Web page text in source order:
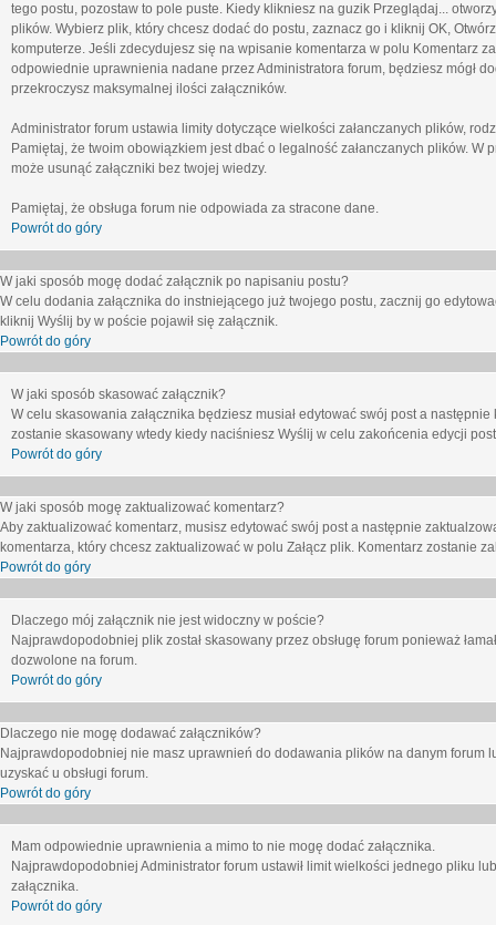
tego postu, pozostaw to pole puste. Kiedy klikniesz na guzik Przeglądaj...
plików. Wybierz plik, który chcesz dodać do postu, zaznacz go i kliknij OK,
komputerze. Jeśli zdecydujesz się na wpisanie komentarza w polu Komentarz
odpowiednie uprawnienia nadane przez Administratora forum, będziesz mógł
przekroczysz maksymalnej ilości załączników.
Administrator forum ustawia limity dotyczące wielkości załanczanych plików,
Pamiętaj, że twoim obowiązkiem jest dbać o legalność załanczanych plików.
może usunąć załączniki bez twojej wiedzy.
Pamiętaj, że obsługa forum nie odpowiada za stracone dane.
Powrót do góry
W jaki sposób mogę dodać załącznik po napisaniu postu?
W celu dodania załącznika do instniejącego już twojego postu, zacznij go
kliknij Wyślij by w poście pojawił się załącznik.
Powrót do góry
W jaki sposób skasować załącznik?
W celu skasowania załącznika będziesz musiał edytować swój post a
zostanie skasowany wtedy kiedy naciśniesz Wyślij w celu zakońcenia edycji
Powrót do góry
W jaki sposób mogę zaktualizować komentarz?
Aby zaktualizować komentarz, musisz edytować swój post a następnie
komentarza, który chcesz zaktualizować w polu Załącz plik. Komentarz zostanie
Powrót do góry
Dlaczego mój załącznik nie jest widoczny w poście?
Najprawdopodobniej plik został skasowany przez obsługę forum ponieważ
dozwolone na forum.
Powrót do góry
Dlaczego nie mogę dodawać załączników?
Najprawdopodobniej nie masz uprawnień do dodawania plików na danym forum
uzyskać u obsługi forum.
Powrót do góry
Mam odpowiednie uprawnienia a mimo to nie mogę dodać załącznika.
Najprawdopodobniej Administrator forum ustawił limit wielkości jednego pliku
załącznika.
Powrót do góry